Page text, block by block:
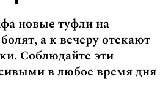
новые туфли на
а к вечеру отекают
Соблюдайте эти
в любое время дня